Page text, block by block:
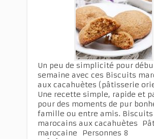
Un peu de simplicité pour
semaine avec ces Biscuits
aux cacahuètes (pâtisserie
Une recette simple, rapide et
pour des moments de pur
famille ou entre amis. Biscuits
marocains aux cacahuètes
marocaine